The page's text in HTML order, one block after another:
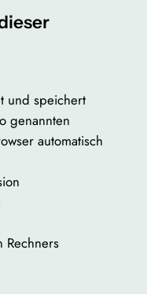
und speichert
genannten
automatisch